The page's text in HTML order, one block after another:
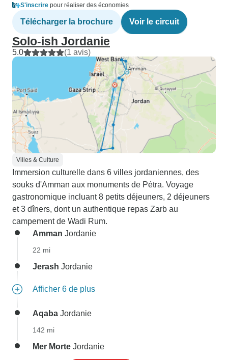
S'inscrire pour réaliser des économies
Télécharger la brochure Voir le circuit
Solo-ish Jordanie
5.0 (1 avis)
Villes & Culture
Immersion culturelle dans 6 villes jordaniennes, des
souks d'Amman aux monuments de Pétra. Voyage
gastronomique incluant 8 petits déjeuners, 2 déjeuners
et 3 dîners, dont un authentique repas Zarb au
campement de Wadi Rum.
Amman Jordanie
22 mi
Jerash Jordanie
Afficher 6 de plus
Aqaba Jordanie
142 mi
Mer Morte Jordanie